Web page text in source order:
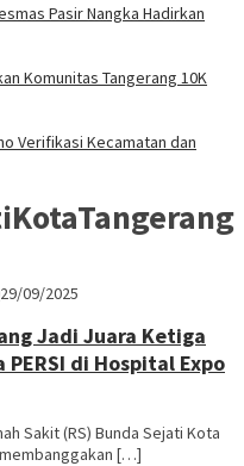
Pasir Nangka Hadirkan
Komunitas Tangerang 10K
Verifikasi Kecamatan dan
29/09/2025
Jadi Juara Ketiga
di Hospital Expo
Sakit (RS) Bunda Sejati Kota
[…]